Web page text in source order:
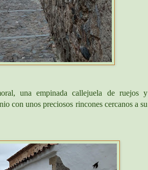
una empinada callejuela de ruejos y
con unos preciosos rincones cercanos a su